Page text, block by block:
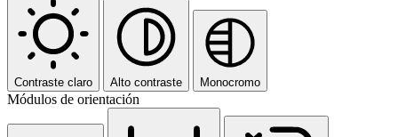
Contraste claro Alto contraste Monocromo
Módulos de orientación